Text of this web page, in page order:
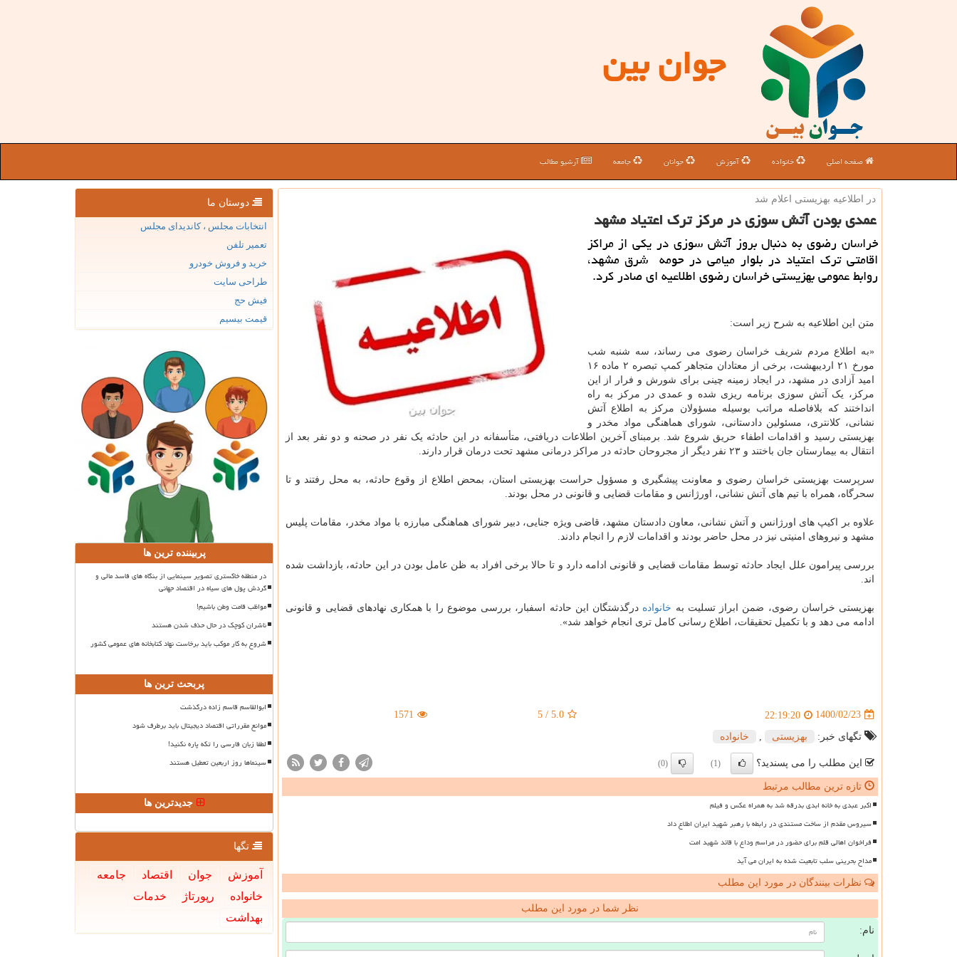
جوان بین
صفحه اصلی خانواده آموزش جوانان جامعه آرشیو مطالب
در اطلاعیه بهزیستی اعلام شد
عمدی بودن آتش سوزی در مركز ترك اعتیاد مشهد
خراسان رضوی به دنبال بروز آتش سوزی در یکی از مراکز
اقامتی ترک اعتیاد در بلوار میامی در حومه شرق مشهد،
روابط عمومی بهزیستی خراسان رضوی اطلاعیه ای صادر کرد.
متن این اطلاعیه به شرح زیر است:
«به اطلاع مردم شریف خراسان رضوی می رساند، سه شنبه شب
مورخ ۲۱ اردیبهشت، برخی از معتادان متجاهر کمپ تبصره ۲ ماده ۱۶
امید آزادی در مشهد، در ایجاد زمینه چینی برای شورش و فرار از این
مرکز، یک آتش سوزی برنامه ریزی شده و عمدی در مرکز به راه
انداختند که بلافاصله مراتب بوسیله مسؤولان مرکز به اطلاع آتش
نشانی، کلانتری، مسئولین دادستانی، شورای هماهنگی مواد مخدر و
بهزیستی رسید و اقدامات اطفاء حریق شروع شد. برمبنای آخرین اطلاعات دریافتی، متأسفانه در این حادثه یک نفر در صحنه و دو نفر بعد از
انتقال به بیمارستان جان باختند و ۲۳ نفر دیگر از مجروحان حادثه در مراکز درمانی مشهد تحت درمان قرار دارند.
سرپرست بهزیستی خراسان رضوی و معاونت پیشگیری و مسؤول حراست بهزیستی استان، بمحض اطلاع از وقوع حادثه، به محل رفتند و تا
سحرگاه، همراه با تیم های آتش نشانی، اورژانس و مقامات قضایی و قانونی در محل بودند.
علاوه بر اکیپ های اورژانس و آتش نشانی، معاون دادستان مشهد، قاضی ویژه جنایی، دبیر شورای هماهنگی مبارزه با مواد مخدر، مقامات پلیس
مشهد و نیروهای امنیتی نیز در محل حاضر بودند و اقدامات لازم را انجام دادند.
بررسی پیرامون علل ایجاد حادثه توسط مقامات قضایی و قانونی ادامه دارد و تا حالا برخی افراد به ظن عامل بودن در این حادثه، بازداشت شده
اند.
بهزیستی خراسان رضوی، ضمن ابراز تسلیت به خانواده درگذشتگان این حادثه اسفبار، بررسی موضوع را با همکاری نهادهای قضایی و قانونی
ادامه می دهد و با تکمیل تحقیقات، اطلاع رسانی کامل تری انجام خواهد شد».
1400/02/23
22:19:20
5.0
/
5
1571
تگهای خبر: بهزیستی خانواده
این مطلب را می پسندید؟ (1)
(0)
تازه ترین مطالب مرتبط
اکبر عبدی به خانه ابدی بدرقه شد به همراه عکس و فیلم
سیروس مقدم از ساخت مستندی در رابطه با رهبر شهید ایران اطلاع داد
فراخوان اهالی قلم برای حضور در مراسم وداع با قائد شهید امت
مداح بحرینی سلب تابعیت شده به ایران می آید
نظرات بینندگان در مورد این مطلب
نظر شما در مورد این مطلب
نام:
دوستان ما
انتخابات مجلس ، کاندیدای مجلس
تعمیر تلفن
خرید و فروش خودرو
طراحی سایت
فیش حج
قیمت بیسیم
پربیننده ترین ها
در منطقه خاکستری تصویر سینمایی از بنگاه های فاسد مالی و
گردش پول های سیاه در اقتصاد جهانی
مواظب قامت وطن باشیم!
ناشران کوچک در حال حذف شدن هستند
شروع به کار موکب باید برخاست نهاد کتابخانه های عمومی کشور
پربحث ترین ها
ابوالقاسم قاسم زاده درگذشت
موانع مقرراتی اقتصاد دیجیتال باید برطرف شود
لطفا زبان فارسی را تکه پاره نکنید!
سینماها روز اربعین تعطیل هستند
جدیدترین ها
تگها
آموزش جوان اقتصاد
جامعه
خانواده
رپورتاژ
خدمات
بهداشت